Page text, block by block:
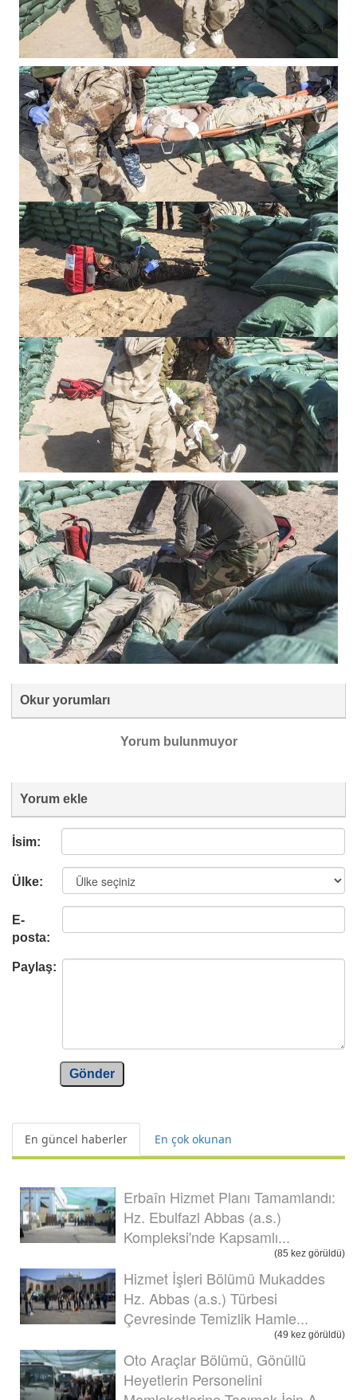
Okur yorumları
Yorum bulunmuyor
Yorum ekle
İsim:
Ülke:
E-
posta:
Paylaş:
Gönder
En güncel haberler En çok okunan
Erbaîn Hizmet Planı Tamamlandı:
Hz. Ebulfazl Abbas (a.s.)
Kompleksi'nde Kapsamlı...
(85 kez görüldü)
Hizmet İşleri Bölümü Mukaddes
Hz. Abbas (a.s.) Türbesi
Çevresinde Temizlik Hamle...
(49 kez görüldü)
Oto Araçlar Bölümü, Gönüllü
Heyetlerin Personelini